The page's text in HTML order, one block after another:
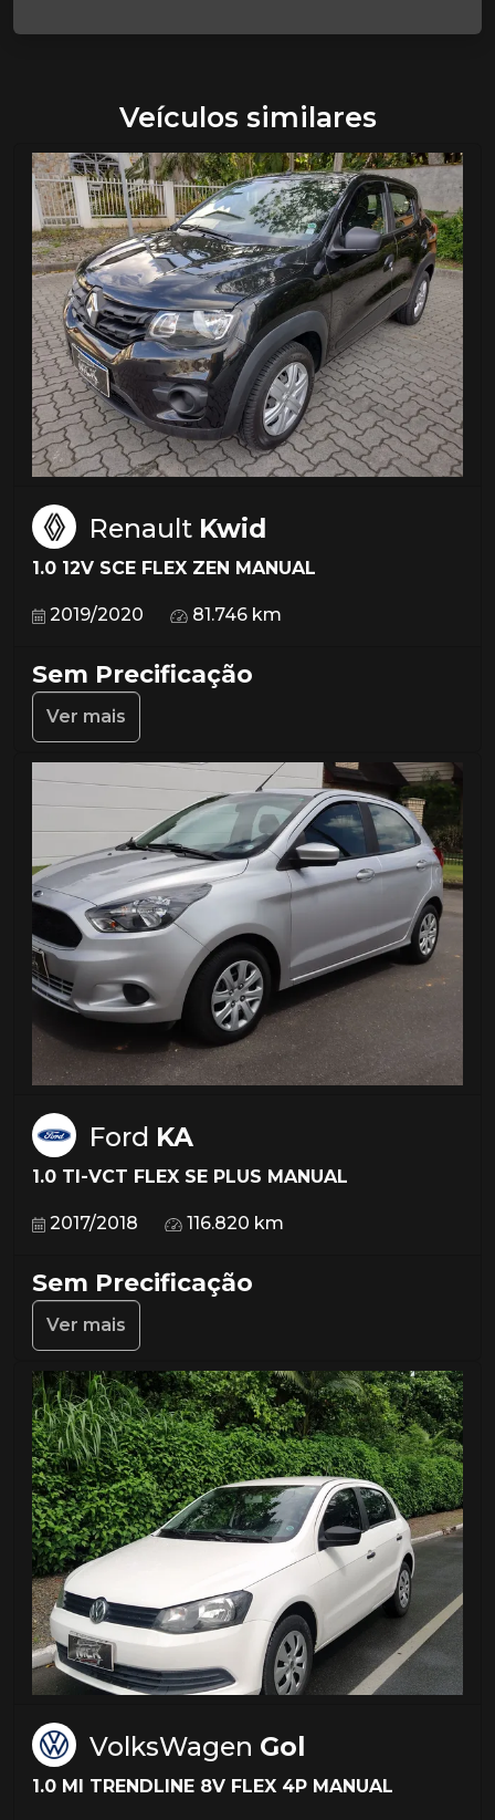
Veículos similares
Renault Kwid
1.0 12V SCE FLEX ZEN MANUAL
2019/2020 81.746 km
Sem Precificação
Ver mais
Ford KA
1.0 TI-VCT FLEX SE PLUS MANUAL
2017/2018 116.820 km
Sem Precificação
Ver mais
VolksWagen Gol
1.0 MI TRENDLINE 8V FLEX 4P MANUAL